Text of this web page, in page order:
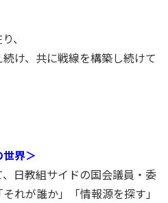
、
け、共に戦線を構築し続けて
界＞
日教組サイドの国会議員・委
れが誰か」「情報源を探す」